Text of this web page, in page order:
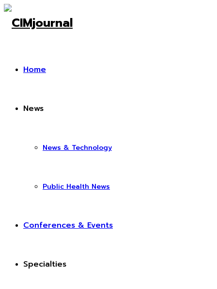
Home
News
News & Technology
Public Health News
Conferences & Events
Specialties